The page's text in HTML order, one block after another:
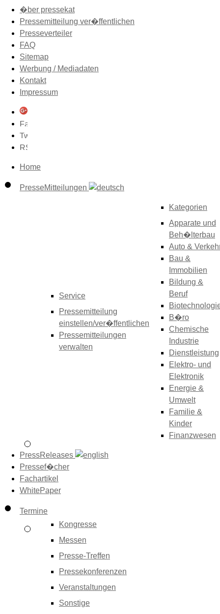
�ber pressekat
Pressemitteilung ver�ffentlichen
Presseverteiler
FAQ
Sitemap
Werbung / Mediadaten
Kontakt
Impressum
Home
PresseMitteilungen
Service
Pressemitteilung
einstellen/ver�ffentlichen
Pressemitteilungen
verwalten
Kategorien
Apparate und
Beh�lterbau
Auto &
Bau &
Immobilien
Bildung &
Beruf
B�ro
Chemische
Industrie
Dienstleistung
Elektro- und
Elektronik
Energie &
Umwelt
Familie &
Kinder
Finanzwesen
PressReleases
Pressef�cher
Fachartikel
WhitePaper
Termine
Kongresse
Messen
Presse-Treffen
Pressekonferenzen
Veranstaltungen
Sonstige